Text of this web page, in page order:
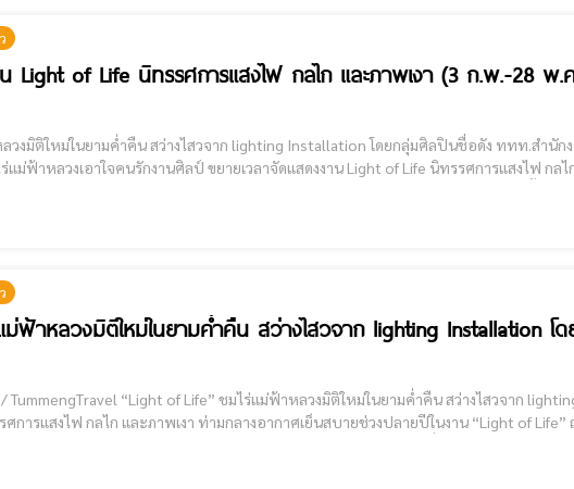
Light of Life นิทรรศการแสงไฟ กลไก และภาพเงา (3 ก.พ.-28 พ.
ในยามค่ำคืน สว่างไสวจาก lighting Installation โดยกลุ่มศิลปินชื่อดัง ททท.สำนักงานเชียงราย ขอเชิญชม
ม่ฟ้าหลวงมิติใหม่ในยามค่ำคืน สว่างไสวจาก lighting Installation
ยามค่ำคืน สว่างไสวจาก lighting Installation โดยกลุ่ม